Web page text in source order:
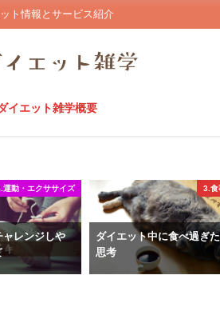
ト情報とサービス紹介
イエット雑学概要
運動・エクササイズ
ャレンジしや
3.食
ダイエット中に食べ過ぎ
思考